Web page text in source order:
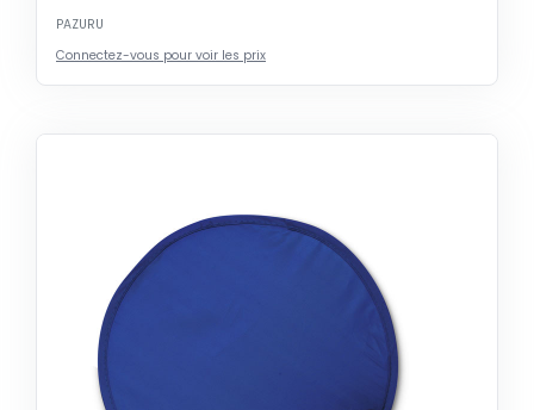
PAZURU
Connectez-vous pour voir les prix